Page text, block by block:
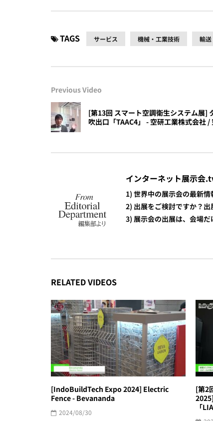
TAGS サービス 機械・工業技術 輸送
Previous Video
[第13回 スマート空調衛生システム展]
吹出口「TAAC4」 - 空研工業株式会社
インターネット展示会
1) 世界中の展示会の最新
2) 出展をご検討ですか？出
3) 展示会の出展は、会場
RELATED VIDEOS
[IndoBuildTech Expo 2024] Electric
Fence - Bevananda
2024/08/30
[第2
「